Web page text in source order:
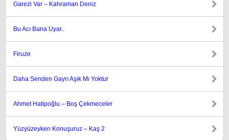
Garezi Var – Kahraman Deniz
Bu Acı Bana Uyar..
Firuze
Daha Senden Gayrı Aşık Mı Yoktur
Ahmet Hatipoğlu – Boş Çekmeceler
Yüzyüzeyken Konuşuruz – Kaş 2